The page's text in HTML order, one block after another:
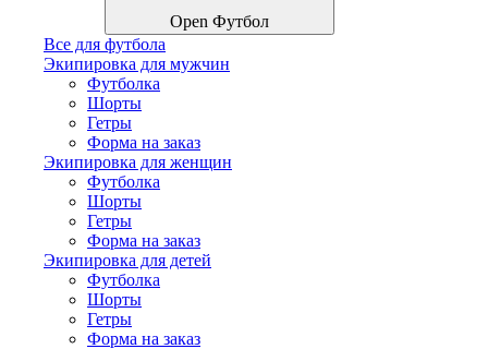
Open Футбол
Все для футбола
Экипировка для мужчин
Футболка
Шорты
Гетры
Форма на заказ
Экипировка для женщин
Футболка
Шорты
Гетры
Форма на заказ
Экипировка для детей
Футболка
Шорты
Гетры
Форма на заказ